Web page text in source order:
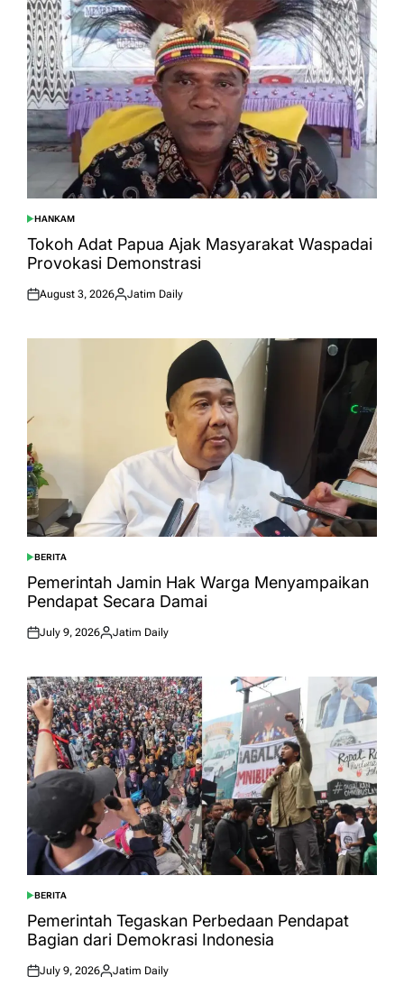
POSTED
IN
HANKAM
Tokoh Adat Papua Ajak Masyarakat Waspadai
Provokasi Demonstrasi
Posted
August 3, 2026
Posted
Jatim Daily
POSTED
IN
BERITA
Pemerintah Jamin Hak Warga Menyampaikan
Pendapat Secara Damai
Posted
July 9, 2026
Posted
Jatim Daily
POSTED
IN
BERITA
Pemerintah Tegaskan Perbedaan Pendapat
Bagian dari Demokrasi Indonesia
Posted
July 9, 2026
Posted
Jatim Daily